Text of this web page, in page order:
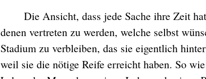
Die Ansicht, dass jede Sache ihre Zeit
denen vertreten zu werden, welche selbst
Stadium zu verbleiben, das sie eigentlich
weil sie die nötige Reife erreicht haben. So